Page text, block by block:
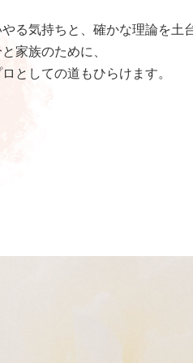
る気持ちと、確かな理論を土
家族のために、
としての道もひらけます。